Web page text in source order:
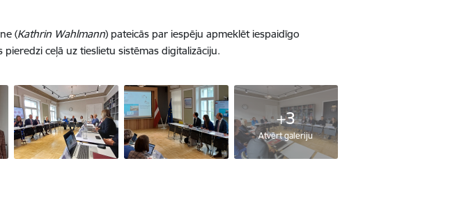
(Kathrin Wahlmann) pateicās par iespēju apmeklēt iespaidīgo
ceļā uz tieslietu sistēmas digitalizāciju.
+3
Atvērt galeriju